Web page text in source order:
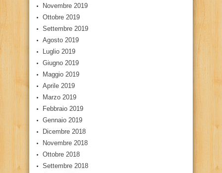
Novembre 2019
Ottobre 2019
Settembre 2019
Agosto 2019
Luglio 2019
Giugno 2019
Maggio 2019
Aprile 2019
Marzo 2019
Febbraio 2019
Gennaio 2019
Dicembre 2018
Novembre 2018
Ottobre 2018
Settembre 2018